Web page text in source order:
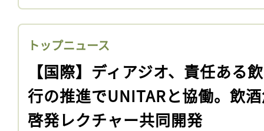
トップニュース
【国際】ディアジオ、責任ある
行の推進でUNITARと協働。飲
啓発レクチャー共同開発